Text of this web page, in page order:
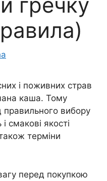
і поживних страв
каша. Тому
правильного вибору
смакові якості
терміни
перед покупкою